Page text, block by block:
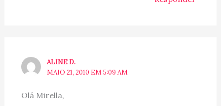
ALINE D.
MAIO 21, 2010 EM 5:09 AM
Olá Mirella,